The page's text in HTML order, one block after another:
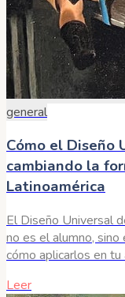
general
Cómo el Diseño
cambiando la
Latinoamérica
El Diseño Universal
no es el alumno,
cómo aplicarlos en tu
Leer